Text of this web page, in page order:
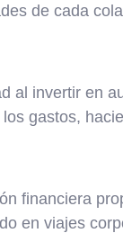
de cada
al invertir en
gastos,
financiera
en viajes